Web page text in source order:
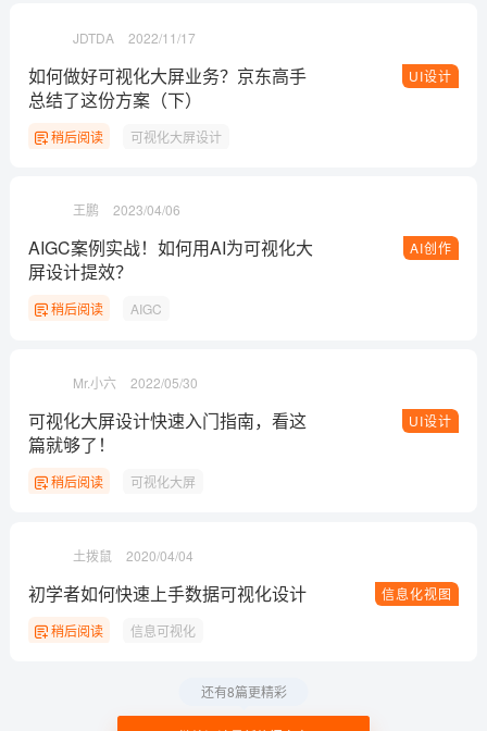
JDTDA 2022/11/17
UI设计
如何做好可视化大屏业务？京东高手
总结了这份方案（下）
稍后阅读 可视化大屏设计
王鹏 2023/04/06
AI创作
AIGC案例实战！如何用AI为可视化大
屏设计提效？
稍后阅读 AIGC
Mr.小六 2022/05/30
UI设计
可视化大屏设计快速入门指南，看这
篇就够了！
稍后阅读 可视化大屏
土拨鼠 2020/04/04
信息化视图
初学者如何快速上手数据可视化设计
稍后阅读 信息可视化
还有8篇更精彩